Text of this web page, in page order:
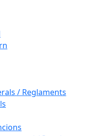
/ Reglaments